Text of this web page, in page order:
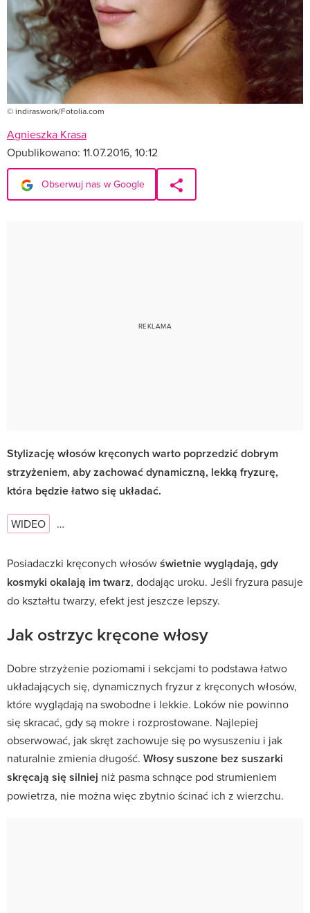
© indiraswork/Fotolia.com
Agnieszka Krasa
Opublikowano: 11.07.2016, 10:12
Obserwuj nas w Google
Stylizację włosów kręconych warto poprzedzić dobrym
strzyżeniem, aby zachować dynamiczną, lekką fryzurę,
która będzie łatwo się układać.
WIDEO …
Posiadaczki kręconych włosówświetnie wyglądają, gdy
kosmyki okalają im twarz, dodając uroku. Jeśli fryzura pasuje
do kształtu twarzy, efekt jest jeszcze lepszy.
Jak ostrzyc kręcone włosy
Dobre strzyżenie poziomami i sekcjami to podstawa łatwo
układających się, dynamicznych fryzur z kręconych włosów,
które wyglądają na swobodne i lekkie. Loków nie powinno
się skracać, gdy są mokre i rozprostowane. Najlepiej
obserwować, jak skręt zachowuje się po wysuszeniu i jak
naturalnie zmienia długość. Włosy suszone bez suszarki
skręcają się silniej niż pasma schnące pod strumieniem
powietrza, nie można więc zbytnio ścinać ich z wierzchu.